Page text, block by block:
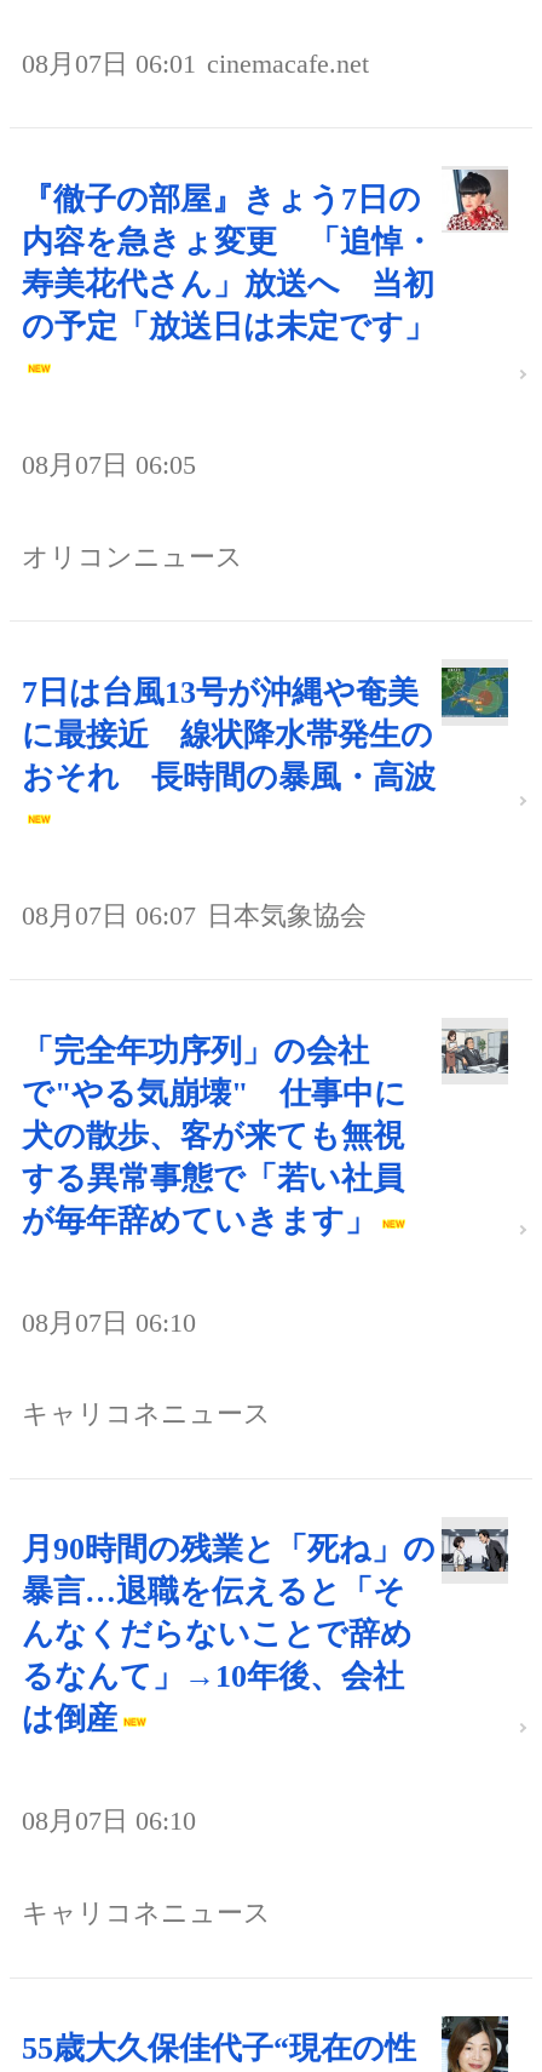
08月07日 06:01 cinemacafe.net
『徹子の部屋』きょう7日の
内容を急きょ変更 「追悼・
寿美花代さん」放送へ 当初
の予定「放送日は未定です」
08月07日 06:05
オリコンニュース
7日は台風13号が沖縄や奄美
に最接近 線状降水帯発生の
おそれ 長時間の暴風・高波
08月07日 06:07 日本気象協会
「完全年功序列」の会社
で"やる気崩壊" 仕事中に
犬の散歩、客が来ても無視
する異常事態で「若い社員
が毎年辞めていきます」
08月07日 06:10
キャリコネニュース
月90時間の残業と「死ね」の
暴言…退職を伝えると「そ
んなくだらないことで辞め
るなんて」→10年後、会社
は倒産
08月07日 06:10
キャリコネニュース
55歳大久保佳代子“現在の性